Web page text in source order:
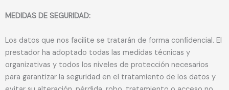
MEDIDAS DE SEGURIDAD:
Los datos que nos facilite se tratarán de forma confidencial. El
prestador ha adoptado todas las medidas técnicas y
organizativas y todos los niveles de protección necesarios
para garantizar la seguridad en el tratamiento de los datos y